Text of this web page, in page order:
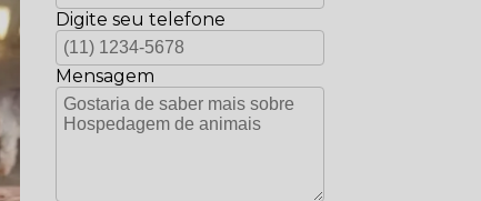
Digite seu telefone
Mensagem